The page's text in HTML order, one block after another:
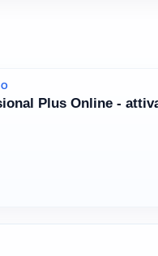
Plus Online -